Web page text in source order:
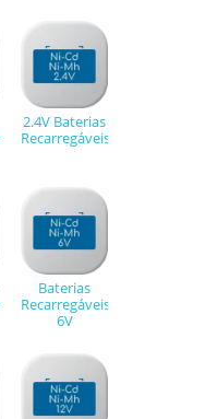
2.4V Baterias
Recarregáveis
Baterias
Recarregáveis
6V